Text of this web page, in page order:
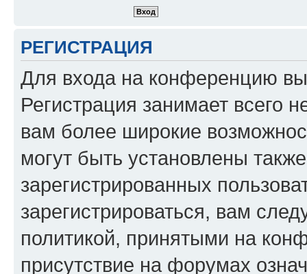
РЕГИСТРАЦИЯ
Для входа на конференцию
Регистрация занимает всего
вам более широкие
могут быть установлены
зарегистрированных
зарегистрироваться, вам
политикой, принятыми на
присутствие на форумах